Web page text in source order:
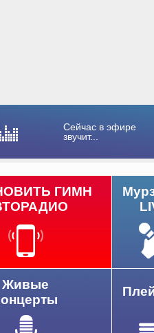
Сейчас в эфире
звучит...
ГИМН
Живые